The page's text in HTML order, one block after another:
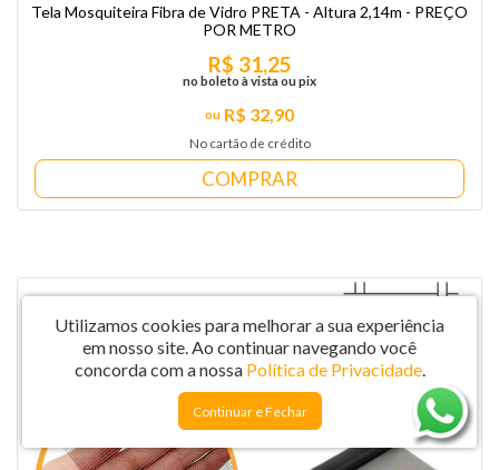
Tela Mosquiteira Fibra de Vidro PRETA - Altura 2,14m - PREÇO
POR METRO
R$ 32,90
No cartão de crédito
R$ 31,25
no boleto à vista ou pix
COMPRAR
Utilizamos cookies para melhorar a sua experiência
em nosso site.Ao continuar navegando você
concorda com a nossa Política de Privacidade.
Continuar e Fechar